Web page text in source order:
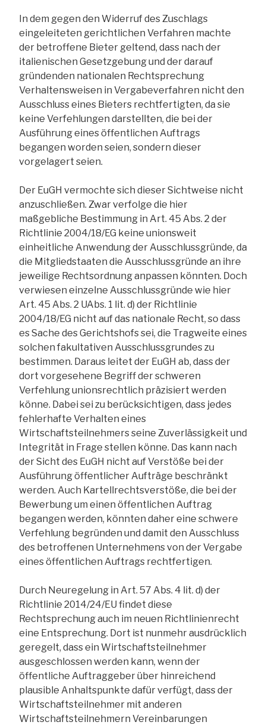
In dem gegen den Widerruf des Zuschlags
eingeleiteten gerichtlichen Verfahren machte
der betroffene Bieter geltend, dass nach der
italienischen Gesetzgebung und der darauf
gründenden nationalen Rechtsprechung
Verhaltensweisen in Vergabeverfahren nicht den
Ausschluss eines Bieters rechtfertigten, da sie
keine Verfehlungen darstellten, die bei der
Ausführung eines öffentlichen Auftrags
begangen worden seien, sondern dieser
vorgelagert seien.
Der EuGH vermochte sich dieser Sichtweise nicht
anzuschließen. Zwar verfolge die hier
maßgebliche Bestimmung in Art. 45 Abs. 2 der
Richtlinie 2004/18/EG keine unionsweit
einheitliche Anwendung der Ausschlussgründe, da
die Mitgliedstaaten die Ausschlussgründe an ihre
jeweilige Rechtsordnung anpassen könnten. Doch
verwiesen einzelne Ausschlussgründe wie hier
Art. 45 Abs. 2 UAbs. 1 lit. d) der Richtlinie
2004/18/EG nicht auf das nationale Recht, so dass
es Sache des Gerichtshofs sei, die Tragweite eines
solchen fakultativen Ausschlussgrundes zu
bestimmen. Daraus leitet der EuGH ab, dass der
dort vorgesehene Begriff der schweren
Verfehlung unionsrechtlich präzisiert werden
könne. Dabei sei zu berücksichtigen, dass jedes
fehlerhafte Verhalten eines
Wirtschaftsteilnehmers seine Zuverlässigkeit und
Integrität in Frage stellen könne. Das kann nach
der Sicht des EuGH nicht auf Verstöße bei der
Ausführung öffentlicher Aufträge beschränkt
werden. Auch Kartellrechtsverstöße, die bei der
Bewerbung um einen öffentlichen Auftrag
begangen werden, könnten daher eine schwere
Verfehlung begründen und damit den Ausschluss
des betroffenen Unternehmens von der Vergabe
eines öffentlichen Auftrags rechtfertigen.
Durch Neuregelung in Art. 57 Abs. 4 lit. d) der
Richtlinie 2014/24/EU findet diese
Rechtsprechung auch im neuen Richtlinienrecht
eine Entsprechung. Dort ist nunmehr ausdrücklich
geregelt, dass ein Wirtschaftsteilnehmer
ausgeschlossen werden kann, wenn der
öffentliche Auftraggeber über hinreichend
plausible Anhaltspunkte dafür verfügt, dass der
Wirtschaftsteilnehmer mit anderen
Wirtschaftsteilnehmern Vereinbarungen